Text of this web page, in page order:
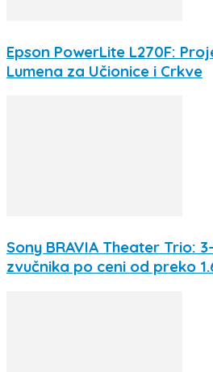
Epson PowerLite L270F:
Lumena za Učionice i Crkve
Sony BRAVIA Theater Trio:
zvučnika po ceni od preko